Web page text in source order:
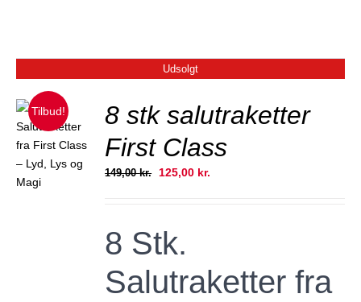
Udsolgt
Tilbud!
8 stk salutraketter
First Class
149,00kr.
Den
149,00 kr..
125,00 kr.
8 Stk.
Salutraketter fra